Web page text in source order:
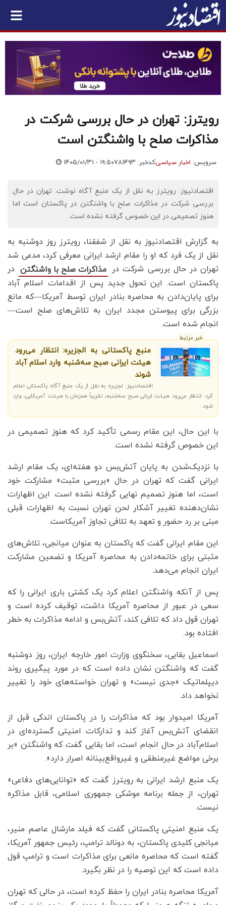
رویترز: تهران در حال بررسی شرکت در
مذاکرات صلح با واشنگتن است
سرویس: اخبار سیاسیکدخبر: ۷۸۱۴۹۳ ۱۴۰۵/۰۱/۳۱ - ۱۹:۵۰
اقتصادنیوز: رویترز به نقل از یک منبع آگاه نوشت: تهران در حال
بررسی شرکت در مذاکرات صلح با واشنگتن در پاکستان است اما
هنوز تصمیمی در این خصوص گرفته نشده است.
به گزارش اقتصادنیوز به نقل از شفقنا، رویترز روز دوشنبه به
نقل از یک فرد که او را مقام ارشد ایرانی معرفی کرد، مدعی شد
تهران در حال بررسی شرکت در
مذاکرات صلح با واشنگتن در
پاکستان است. این تحول جدید پس از اقدامات اسلام آباد
برای پایان‌دادن به محاصره بنادر ایران توسط آمریکا—که مانع
بزرگی برای پیوستن مجدد ایران به تلاش‌های صلح است—
انجام شده است.
خبر مرتبط
منبع پاکستانی به الجزیره: انتظار می‌رود
هیئت ایرانی صبح سه‌شنبه وارد اسلام آباد
شوند
اقتصادنیوز: لجزیره به نقل از یک منبع آگاه پاکستانی اعلام
کرد: انتظار می‌رود هیئت ایرانی صبح سه‌شنبه، تقریباً همزمان با هیئت آمریکایی، وارد
شود.
با این حال، این مقام رسمی تأکید کرد که هنوز تصمیمی در
این خصوص گرفته نشده است.
با نزدیک‌شدن به پایان آتش‌بس دو هفته‌ای، یک مقام ارشد
ایرانی گفت که تهران در حال «بررسی مثبت» مشارکت خود
است، اما هنوز تصمیم نهایی گرفته نشده است. این اظهارات
نشان‌دهنده تغییر آشکار لحن تهران نسبت به اظهارات قبلی
مبنی بر رد حضور و تعهد به تلافی تجاوز آمریکاست.
این مقام ایرانی گفت که پاکستان به عنوان میانجی، تلاش‌های
مثبتی برای خاتمه‌دادن به محاصره آمریکا و تضمین مشارکت
ایران انجام می‌دهد.
پس از آنکه واشنگتن اعلام کرد یک کشتی باری ایرانی را که
سعی در عبور از محاصره آمریکا داشت، توقیف کرده است و
تهران قول داد که تلافی کند، آتش‌بس و ادامه مذاکرات به خطر
افتاده بود.
اسماعیل بقایی، سخنگوی وزارت امور خارجه ایران، روز دوشنبه
گفت که واشنگتن نشان داده است که در مورد پیگیری روند
دیپلماتیک «جدی نیست» و تهران خواسته‌های خود را تغییر
نخواهد داد.
آمریکا امیدوار بود که مذاکرات را در پاکستان اندکی قبل از
انقضای آتش‌بس آغاز کند و تدارکات امنیتی گسترده‌ای در
اسلام‌آباد در حال انجام است، اما بقایی گفت که واشنگتن «بر
برخی مواضع غیرمنطقی و غیرواقع‌بینانه اصرار دارد».
یک منبع ارشد ایرانی به رویترز گفت که «توانایی‌های دفاعی»
تهران، از جمله برنامه موشکی جمهوری اسلامی، قابل مذاکره
نیست.
یک منبع امنیتی پاکستانی گفت که فیلد مارشال عاصم منیر،
میانجی کلیدی پاکستان، به دونالد ترامپ، رئیس جمهور آمریکا،
گفته است که محاصره مانعی برای مذاکرات است و ترامپ قول
داده است که این توصیه را در نظر بگیرد.
آمریکا محاصره بنادر ایران را حفظ کرده است، در حالی که تهران